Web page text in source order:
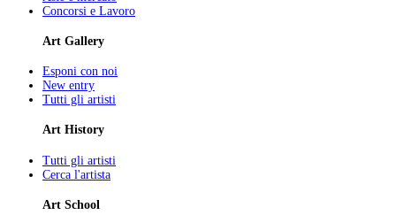
Concorsi e Lavoro
Art Gallery
Esponi con noi
New entry
Tutti gli artisti
Art History
Tutti gli artisti
Cerca l'artista
Art School